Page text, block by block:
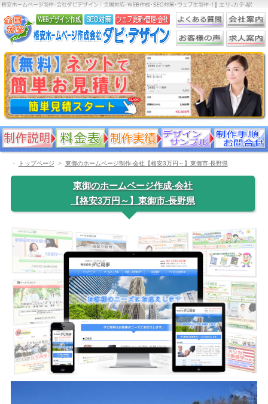
｜ エリ-カテ-駅
・ トップページ 東御のホームページ制作-会社【格安3万円～】東御市-長野県
東御のホームページ作成-会社
【格安3万円～】東御市-長野県